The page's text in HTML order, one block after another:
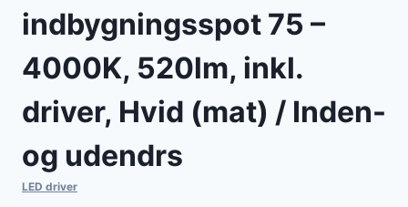
indbygningsspot 75 –
4000K, 520lm, inkl.
driver, Hvid (mat) / Inden-
og udendrs
LED driver